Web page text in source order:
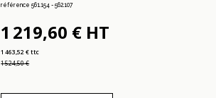
référence 561.154 - 562.107
1 219,60 € HT
1 463,52 € ttc
1 524,50 €